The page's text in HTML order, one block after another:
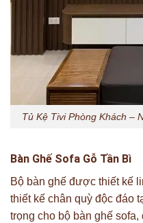
Tủ Kệ Tivi Phòng Khách –
Bàn Ghế Sofa Gỗ Tần Bì
Bộ bàn ghế được thiết kế
thiết kế chân quỳ độc đáo
trọng cho bộ bàn ghế